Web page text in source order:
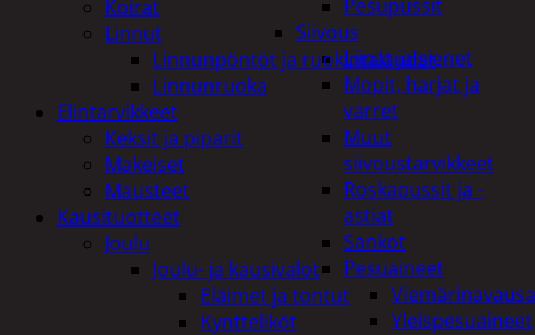
Pesupussit
Siivous
Liinat ja sienet
Mopit, harjat ja
varret
Muut
siivoustarvikkeet
Roskapussit ja -
astiat
Sankot
Pesuaineet
Yleispesuaineet
Koirat
Linnut
Linnunpöntöt ja ruokintalaudat
Linnunruoka
Elintarvikkeet
Keksit ja piparit
Makeiset
Mausteet
Kausituotteet
Joulu
Joulu- ja kausivalot
Eläimet ja tontut
Kyntteliköt